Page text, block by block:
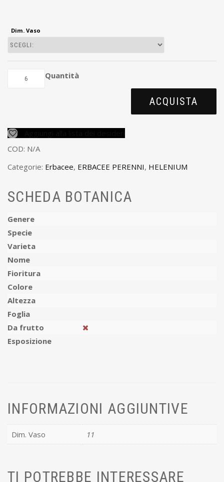
Dim. Vaso
Quantità
ACQUISTA
COD: N/A
Categorie: Erbacee, ERBACEE PERENNI, HELENIUM
SCHEDA BOTANICA
Genere
Specie
Varieta
Nome
Fioritura
Colore
Altezza
Foglia
Da frutto
Esposizione
INFORMAZIONI AGGIUNTIVE
Dim. Vaso 11
TI POTREBBE INTERESSARE